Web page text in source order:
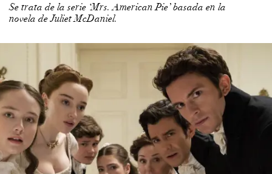
Se trata de la serie ‘Mrs. American Pie’ basada en la
novela de Juliet McDaniel.